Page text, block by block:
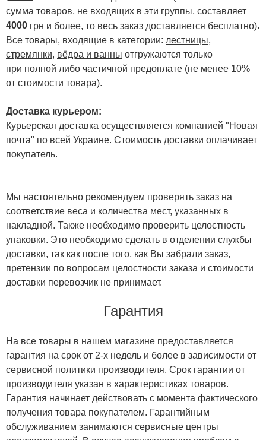
сумма товаров, не входящих в эти группы, составляет
4000 грн и более, то весь заказ доставляется бесплатно).
Все товары, входящие в категории: лестницы,
стремянки, вёдра и ванны отгружаются только
при полной либо частичной предоплате (не менее 10%
от стоимости товара).
Доставка курьером:
Курьерская доставка осуществляется компанией "Новая
почта" по всей Украине. Стоимость доставки оплачивает
покупатель.
Мы настоятельно рекомендуем проверять заказ на
соответствие веса и количества мест, указанных в
накладной. Также необходимо проверить целостность
упаковки. Это необходимо сделать в отделении службы
доставки, так как после того, как Вы забрали заказ,
претензии по вопросам целостности заказа и стоимости
доставки перевозчик не принимает.
Гарантия
На все товары в нашем магазине предоставляется
гарантия на срок от 2-х недель и более в зависимости от
сервисной политики производителя. Срок гарантии от
производителя указан в характеристиках товаров.
Гарантия начинает действовать с момента фактического
получения товара покупателем. Гарантийным
обслуживанием занимаются сервисные центры